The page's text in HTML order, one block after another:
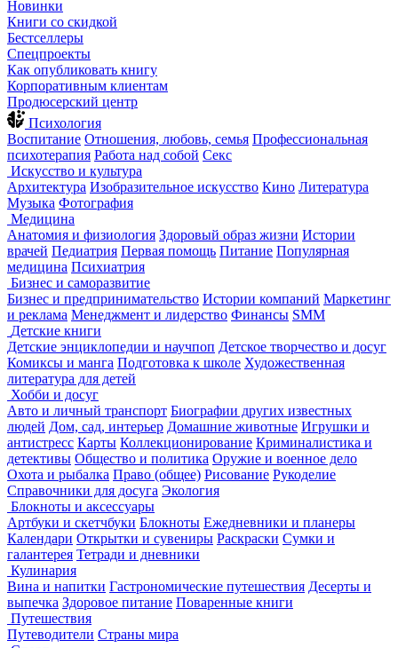
Новинки
Книги со скидкой
Бестселлеры
Спецпроекты
Как опубликовать книгу
Корпоративным клиентам
Продюсерский центр
Психология
Воспитание Отношения, любовь, семья Профессиональная
психотерапия Работа над собой Секс
Искусство и культура
Архитектура Изобразительное искусство Кино Литература
Музыка Фотография
Медицина
Анатомия и физиология Здоровый образ жизни Истории
врачей Педиатрия Первая помощь Питание Популярная
медицина Психиатрия
Бизнес и саморазвитие
Бизнес и предпринимательство Истории компаний Маркетинг
и реклама Менеджмент и лидерство Финансы SMM
Детские книги
Детские энциклопедии и научпоп Детское творчество и досуг
Комиксы и манга Подготовка к школе Художественная
литература для детей
Хобби и досуг
Авто и личный транспорт Биографии других известных
людей Дом, сад, интерьер Домашние животные Игрушки и
антистресс Карты Коллекционирование Криминалистика и
детективы Общество и политика Оружие и военное дело
Охота и рыбалка Право (общее) Рисование Рукоделие
Справочники для досуга Экология
Блокноты и аксессуары
Артбуки и скетчбуки Блокноты Ежедневники и планеры
Календари Открытки и сувениры Раскраски Сумки и
галантерея Тетради и дневники
Кулинария
Вина и напитки Гастрономические путешествия Десерты и
выпечка Здоровое питание Поваренные книги
Путешествия
Путеводители Страны мира